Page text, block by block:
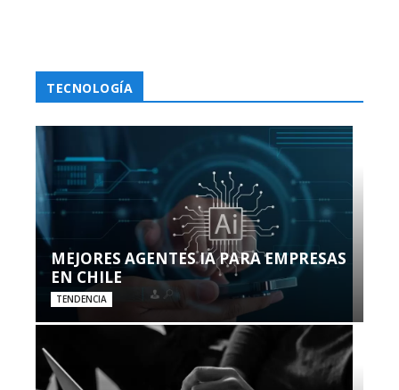
TECNOLOGÍA
MEJORES AGENTES IA PARA EMPRESAS
EN CHILE
TENDENCIA